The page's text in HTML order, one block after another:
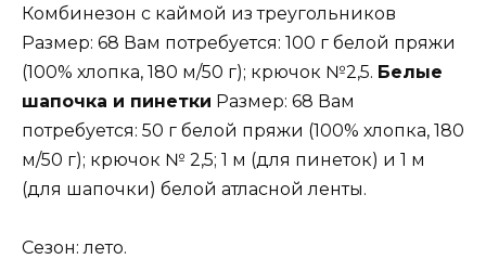
Комбинезон с каймой из треугольников
Размер: 68 Вам потребуется: 100 г белой пряжи
(100% хлопка, 180 м/50 г); крючок №2,5. Белые
шапочка и пинетки Размер: 68 Вам
потребуется: 50 г белой пряжи (100% хлопка, 180
м/50 г); крючок № 2,5; 1 м (для пинеток) и 1 м
(для шапочки) белой атласной ленты.
Сезон: лето.